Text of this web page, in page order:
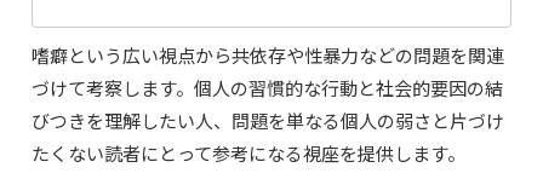
嗜癖という広い視点から共依存や性暴力などの問題を関連
づけて考察します。個人の習慣的な行動と社会的要因の結
びつきを理解したい人、問題を単なる個人の弱さと片づけ
たくない読者にとって参考になる視座を提供します。